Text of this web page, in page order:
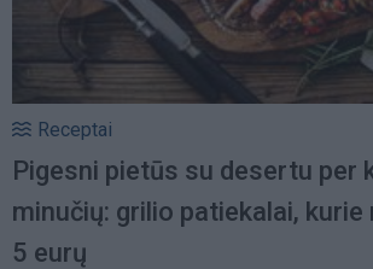
Receptai
Pigesni pietūs su desertu per
minučių: grilio patiekalai, kurie
5 eurų